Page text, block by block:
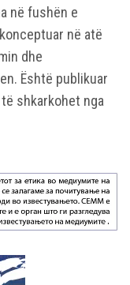
në fushën e
në atë
dhe
Është publikuar
shkarkohet nga